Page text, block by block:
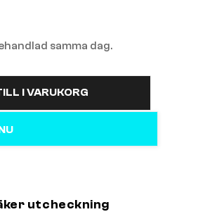
samma dag.
I VARUKORG
utcheckning